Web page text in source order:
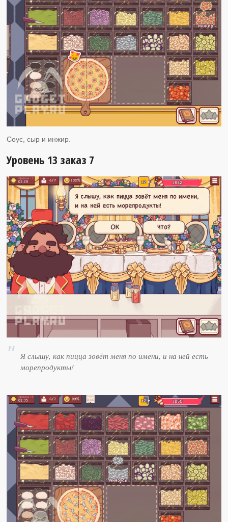
Соус, сыр и инжир.
Уровень 13 заказ 7
Я слышу, как пицца зовёт меня по имени, и на ней есть
морепродукты!